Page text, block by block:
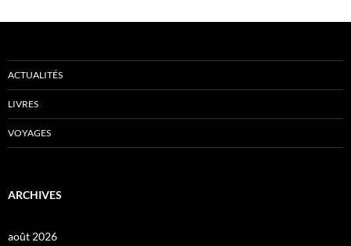
ACTUALITÉS
LIVRES
VOYAGES
ARCHIVES
août 2026